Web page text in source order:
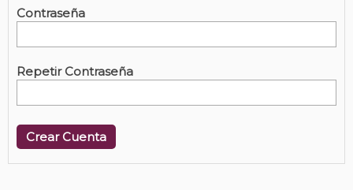
Contraseña
Repetir Contraseña